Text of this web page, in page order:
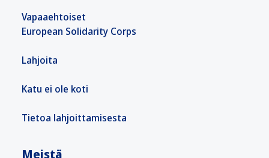
Vapaaehtoiset
European Solidarity Corps
Lahjoita
Katu ei ole koti
Tietoa lahjoittamisesta
Meistä